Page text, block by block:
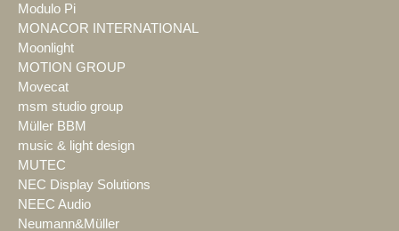
Modulo Pi
MONACOR INTERNATIONAL
Moonlight
MOTION GROUP
Movecat
msm studio group
Müller BBM
music & light design
MUTEC
NEC Display Solutions
NEEC Audio
Neumann&Müller